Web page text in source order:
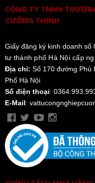
CÔNG TY TNHH
CƯỜNG THỊNH
Giấy đăng ký kinh doanh số
tư thành phố Hà Nội cấp
Địa chỉ: Số 170 đường Phú
Phố Hà Nội
Số điện thoại:
E-Mail: